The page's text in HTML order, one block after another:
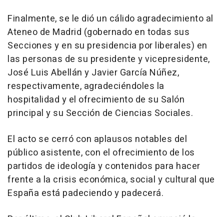
Finalmente, se le dió un cálido agradecimiento al
Ateneo de Madrid (gobernado en todas sus
Secciones y en su presidencia por liberales) en
las personas de su presidente y vicepresidente,
José Luis Abellán y Javier García Núñez,
respectivamente, agradeciéndoles la
hospitalidad y el ofrecimiento de su Salón
principal y su Sección de Ciencias Sociales.
El acto se cerró con aplausos notables del
público asistente, con el ofrecimiento de los
partidos de ideología y contenidos para hacer
frente a la crisis económica, social y cultural que
España está padeciendo y padecerá.